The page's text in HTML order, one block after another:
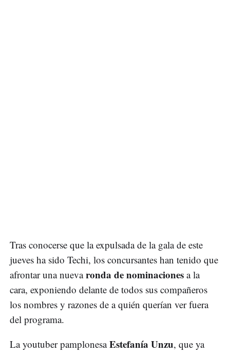
Tras conocerse que la expulsada de la gala de este
jueves ha sido Techi, los concursantes han tenido que
afrontar una nuevaronda de nominaciones a la
cara, exponiendo delante de todos sus compañeros
los nombres y razones de a quién querían ver fuera
del programa.
La youtuber pamplonesaEstefanía Unzu, que ya